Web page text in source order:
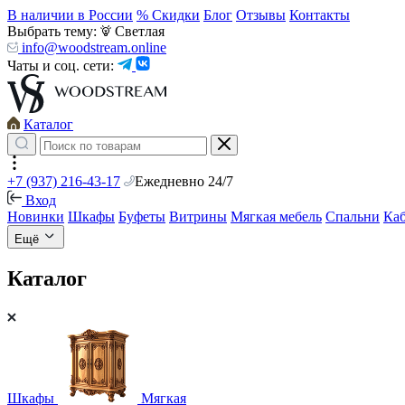
В наличии в России % Скидки Блог Отзывы Контакты
Выбрать тему:
Светлая
info@woodstream.online
Чаты и соц. сети:
Каталог
+7 (937) 216-43-17
Ежедневно 24/7
Вход
Новинки Шкафы Буфеты Витрины Мягкая мебель Спальни
Ещё
Каталог
Шкафы Мягкая